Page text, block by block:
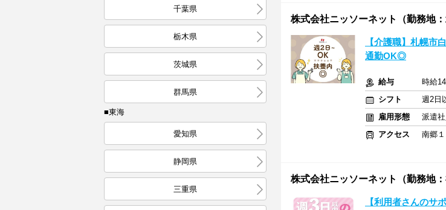
千葉県
栃木県
茨城県
群馬県
■東海
愛知県
静岡県
三重県
株式会社ニッソーネット（勤務地
【介護職】札幌市
通勤OK◎
給与
時給
シフト
週2日
雇用形態
派遣社
アクセス
南郷
株式会社ニッソーネット（勤務地
【利用者さんの